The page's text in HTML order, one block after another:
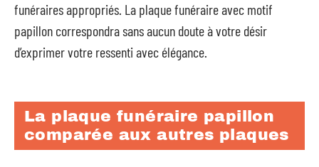
funéraires appropriés. La plaque funéraire avec motif
papillon correspondra sans aucun doute à votre désir
d’exprimer votre ressenti avec élégance.
La plaque funéraire papillon
comparée aux autres plaques